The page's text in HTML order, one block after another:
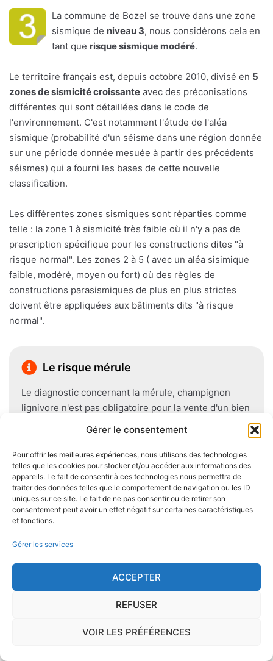
Gérer le consentement
Pour offrir les meilleures expériences, nous utilisons des technologies
telles que les cookies pour stocker et/ou accéder aux informations des
appareils. Le fait de consentir à ces technologies nous permettra de
traiter des données telles que le comportement de navigation ou les ID
uniques sur ce site. Le fait de ne pas consentir ou de retirer son
consentement peut avoir un effet négatif sur certaines caractéristiques
et fonctions.
Gérer les services
ACCEPTER
REFUSER
VOIR LES PRÉFÉRENCES
La commune de Bozel se trouve dans une zone
sismique de niveau 3, nous considérons cela en
tant que risque sismique modéré.
Le territoire français est, depuis octobre 2010, divisé en 5
zones de sismicité croissante avec des préconisations
différentes qui sont détaillées dans le code de
l'environnement. C'est notamment l'étude de l'aléa
sismique (probabilité d'un séisme dans une région donnée
sur une période donnée mesuée à partir des précédents
séismes) qui a fourni les bases de cette nouvelle
classification.
Les différentes zones sismiques sont réparties comme
telle : la zone 1 à sismicité très faible où il n'y a pas de
prescription spécifique pour les constructions dites "à
risque normal". Les zones 2 à 5 ( avec un aléa sisimique
faible, modéré, moyen ou fort) où des règles de
constructions parasismiques de plus en plus strictes
doivent être appliquées aux bâtiments dits "à risque
normal".
Le risque mérule
Le diagnostic concernant la mérule, champignon
lignivore n'est pas obligatoire pour la vente d'un bien
vigilant car des chantiers de champignons lignivores
existent dans de nombreuses communes partout en
France, en particulier dans le Finistère ou à Paris.
Pour éviter l'apparition et la prolifération de mérule
à respecter lors de la construction de celui-ci.
contact direct entre le bois et le sol
l'étanchéité des façades et toitures ou encore
prévoir des aérations en sous-sol limitent les risques